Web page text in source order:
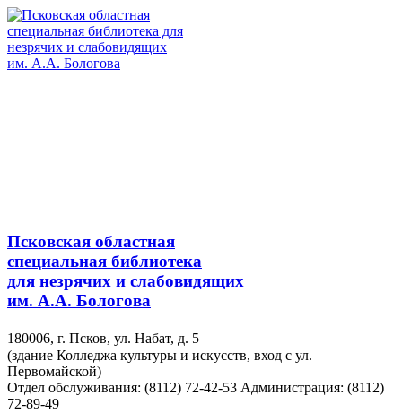
Псковская областная
специальная библиотека
для незрячих и слабовидящих
им. А.А. Бологова
180006, г. Псков, ул. Набат, д. 5
(здание Колледжа культуры и искусств, вход с ул.
Первомайской)
Отдел обслуживания: (8112) 72-42-53 Администрация: (8112)
72-89-49